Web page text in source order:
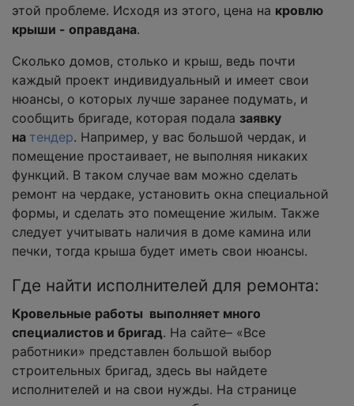
этой проблеме. Исходя из этого, цена на кровлю
крыши - оправдана.
Сколько домов, столько и крыш, ведь почти
каждый проект индивидуальный и имеет свои
нюансы, о которых лучше заранее подумать, и
сообщить бригаде, которая подала заявку
на тендер. Например, у вас большой чердак, и
помещение простаивает, не выполняя никаких
функций. В таком случае вам можно сделать
ремонт на чердаке, установить окна специальной
формы, и сделать это помещение жилым. Также
следует учитывать наличия в доме камина или
печки, тогда крыша будет иметь свои нюансы.
Где найти исполнителей для ремонта:
Кровельные работы выполняет много
специалистов и бригад. На сайте– «Все
работники» представлен большой выбор
строительных бригад, здесь вы найдете
исполнителей и на свои нужды. На странице